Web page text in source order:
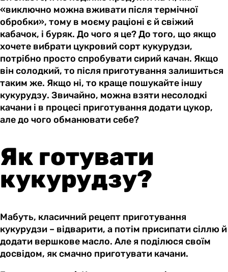
«виключно можна вживати після термічної
обробки», тому в моєму раціоні є й свіжий
кабачок, і буряк. До чого я це? До того, що якщо
хочете вибрати цукровий сорт кукурудзи,
потрібно просто спробувати сирий качан. Якщо
він солодкий, то після приготування залишиться
таким же. Якщо ні, то краще пошукайте іншу
кукурудзу. Звичайно, можна взяти несолодкі
качани і в процесі приготування додати цукор,
але до чого обманювати себе?
Як готувати
кукурудзу?
Мабуть, класичний рецепт приготування
кукурудзи – відварити, а потім присипати сіллю й
додати вершкове масло. Але я поділюся своїм
досвідом, як смачно приготувати качани.